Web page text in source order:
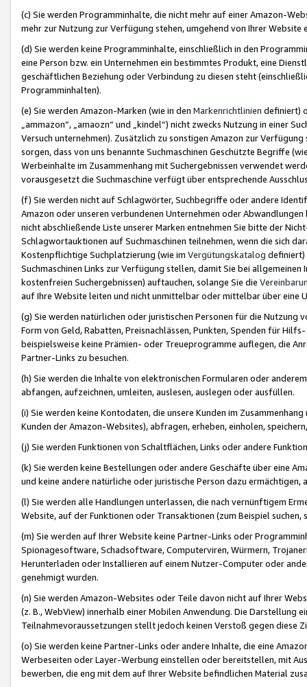
(c) Sie werden Programminhalte, die nicht mehr auf einer Amazon-
mehr zur Nutzung zur Verfügung stehen, umgehend von Ihrer
(d) Sie werden keine Programminhalte, einschließlich in den
eine Person bzw. ein Unternehmen ein bestimmtes Produkt, eine
geschäftlichen Beziehung oder Verbindung zu diesen steht
Programminhalten).
(e) Sie werden Amazon-Marken (wie in den Markenrichtlinien definiert)
„ammazon“, „amaozn“ und „kindel“) nicht zwecks Nutzung in einer
Versuch unternehmen). Zusätzlich zu sonstigen Amazon zur
sorgen, dass von uns benannte Suchmaschinen Geschützte Begriffe
Werbeinhalte im Zusammenhang mit Suchergebnissen verwendet
vorausgesetzt die Suchmaschine verfügt über entsprechende
(f) Sie werden nicht auf Schlagwörter, Suchbegriffe oder andere
Amazon oder unseren verbundenen Unternehmen oder
nicht abschließende Liste unserer Marken entnehmen Sie bitte der
Schlagwortauktionen auf Suchmaschinen teilnehmen, wenn die sich
Kostenpflichtige Suchplatzierung (wie im Vergütungskatalog definiert)
Suchmaschinen Links zur Verfügung stellen, damit Sie bei
kostenfreien Suchergebnissen) auftauchen, solange Sie die
auf Ihre Website leiten und nicht unmittelbar oder mittelbar über eine
(g) Sie werden natürlichen oder juristischen Personen für die Nutzung
Form von Geld, Rabatten, Preisnachlässen, Punkten, Spenden für
beispielsweise keine Prämien- oder Treueprogramme auflegen, die
Partner-Links zu besuchen.
(h) Sie werden die Inhalte von elektronischen Formularen oder
abfangen, aufzeichnen, umleiten, auslesen, auslegen oder ausfüllen.
(i) Sie werden keine Kontodaten, die unsere Kunden im
Kunden der Amazon-Websites), abfragen, erheben, einholen,
(j) Sie werden Funktionen von Schaltflächen, Links oder andere
(k) Sie werden keine Bestellungen oder andere Geschäfte über eine
und keine andere natürliche oder juristische Person dazu
(l) Sie werden alle Handlungen unterlassen, die nach vernünftigem
Website, auf der Funktionen oder Transaktionen (zum Beispiel
(m) Sie werden auf Ihrer Website keine Partner-Links oder
Spionagesoftware, Schadsoftware, Computerviren, Würmern,
Herunterladen oder Installieren auf einem Nutzer-Computer oder
genehmigt wurden.
(n) Sie werden Amazon-Websites oder Teile davon nicht auf Ihrer
(z. B., WebView) innerhalb einer Mobilen Anwendung. Die Darstellung
Teilnahmevoraussetzungen stellt jedoch keinen Verstoß gegen diese
(o) Sie werden keine Partner-Links oder andere Inhalte, die eine
Werbeseiten oder Layer-Werbung einstellen oder bereitstellen, mit
bewerben, die eng mit dem auf Ihrer Website befindlichen Material